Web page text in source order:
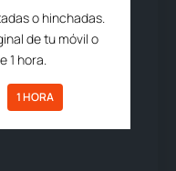
o hinchadas.
de tu móvil o
1 hora.
1 HORA